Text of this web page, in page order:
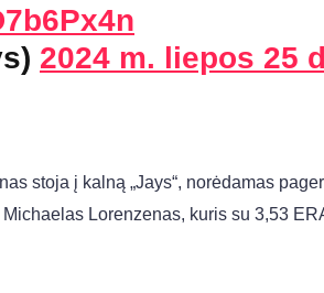
2024 m. liepos 25 d
stoja į kalną „Jays“, norėdamas
Lorenzenas, kuris su 3,53